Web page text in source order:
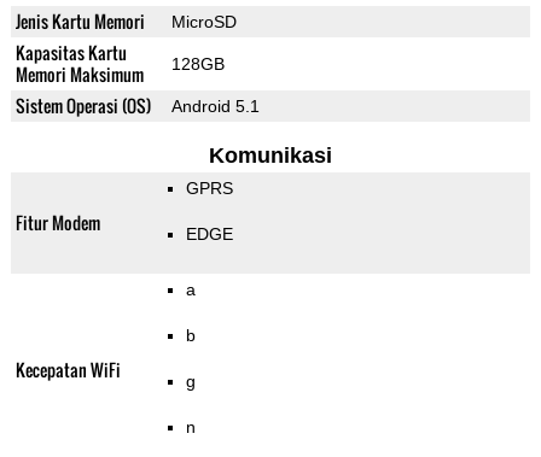
Jenis Kartu Memori
MicroSD
Kapasitas Kartu
Memori Maksimum
128GB
Sistem Operasi (OS) Android 5.1
Komunikasi
Fitur Modem
GPRS
EDGE
Kecepatan WiFi
a
b
g
n